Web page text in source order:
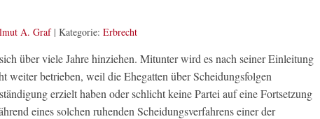
A. Graf| Kategorie: Erbrecht
über viele Jahre hinziehen. Mitunter wird es nach seiner Einleitung
weiter betrieben, weil die Ehegatten über Scheidungsfolgen
erzielt haben oder schlicht keine Partei auf eine Fortsetzung
eines solchen ruhenden Scheidungsverfahrens einer der